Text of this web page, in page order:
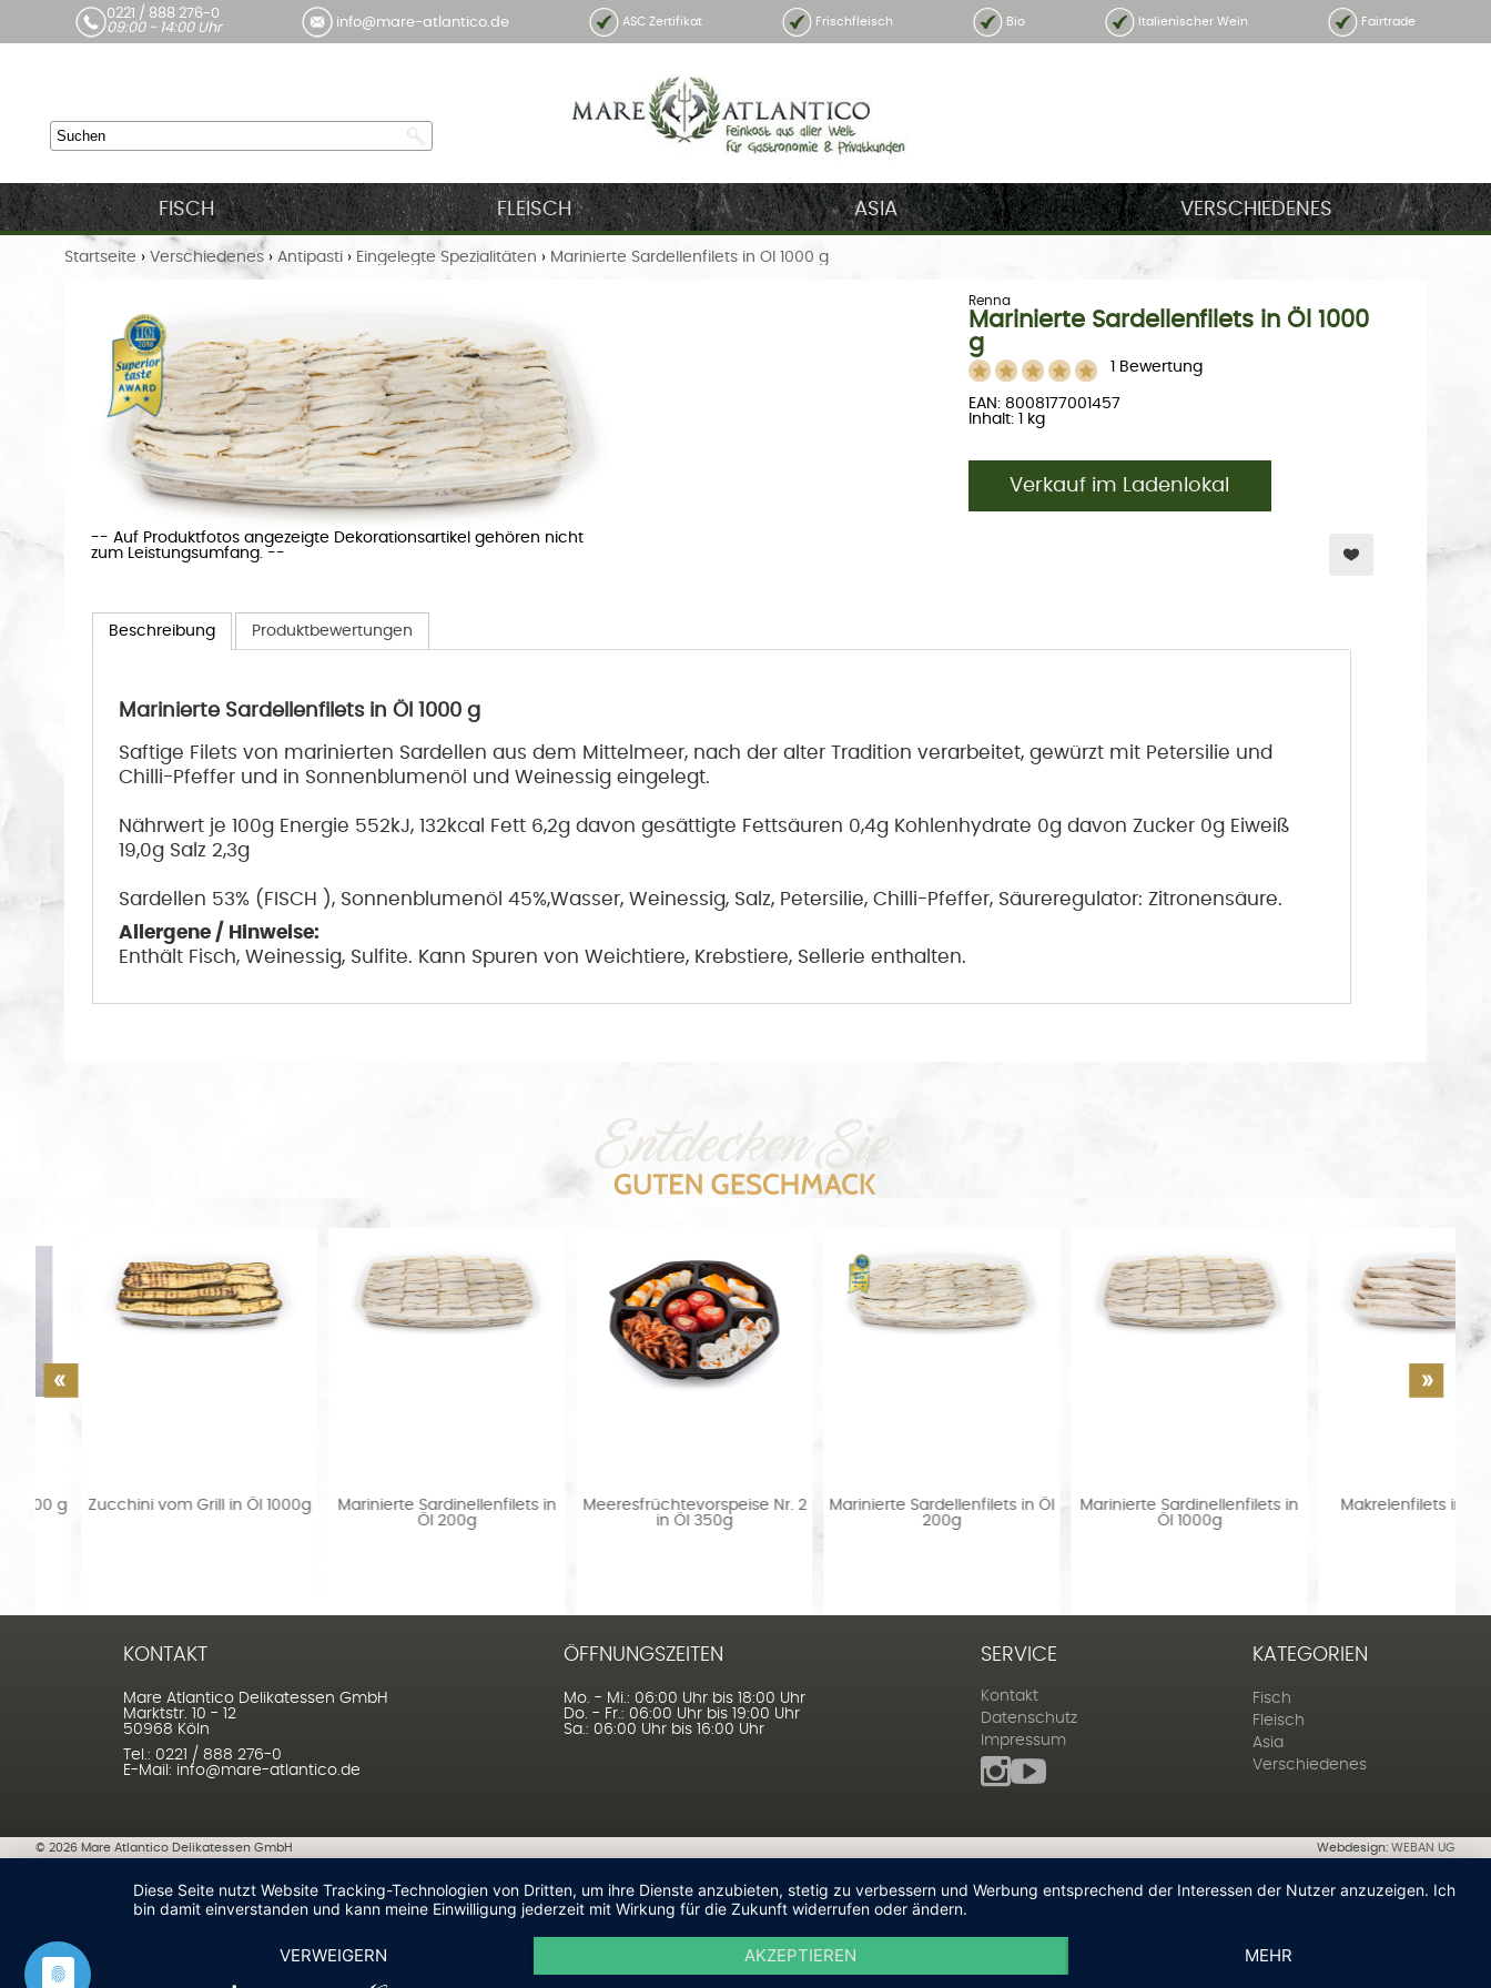
0221 / 888 276-0
09:00 - 14:00 Uhr
info@mare-atlantico.de ASC Zertifikat Frischfleisch Bio Italienischer Wein Fairtrade
FISCH FLEISCH ASIA VERSCHIEDENES
Startseite › Verschiedenes › Antipasti › Eingelegte Spezialitäten › Marinierte Sardellenfilets in Öl 1000 g
-- Auf Produktfotos angezeigte Dekorationsartikel gehören nicht
zum Leistungsumfang. --
Renna
Marinierte Sardellenfilets in Öl 1000
g
1 Bewertung
EAN: 8008177001457
Inhalt: 1 kg
Verkauf im Ladenlokal
Beschreibung Produktbewertungen
Marinierte Sardellenfilets in Öl 1000 g
Saftige Filets von marinierten Sardellen aus dem Mittelmeer, nach der alter Tradition verarbeitet, gewürzt mit Petersilie und
Chilli-Pfeffer und in Sonnenblumenöl und Weinessig eingelegt.
Nährwert je 100g Energie 552kJ, 132kcal Fett 6,2g davon gesättigte Fettsäuren 0,4g Kohlenhydrate 0g davon Zucker 0g Eiweiß
19,0g Salz 2,3g
Sardellen 53% (FISCH ), Sonnenblumenöl 45%,Wasser, Weinessig, Salz, Petersilie, Chilli-Pfeffer, Säureregulator: Zitronensäure.
Allergene / Hinweise:
Enthält Fisch, Weinessig, Sulfite. Kann Spuren von Weichtiere, Krebstiere, Sellerie enthalten.
Marinierte Sardinellenfilets in
Meeresfrüchtevorspeise Nr. 2
in Öl 350g
Marinierte Sardellenfilets in Öl
200g
Marinierte Sardinellenfilets in
Öl 1000g
Makrelenfilets in Öl 1000g
Sardellen Alici roh
KONTAKT
Mare Atlantico Delikatessen GmbH
Marktstr. 10 - 12
50968 Köln
Tel.: 0221 / 888 276-0
E-Mail: info@mare-atlantico.de
ÖFFNUNGSZEITEN
Mo. - Mi.: 06:00 Uhr bis 18:00 Uhr
Do. - Fr.: 06:00 Uhr bis 19:00 Uhr
Sa.: 06:00 Uhr bis 16:00 Uhr
SERVICE
Kontakt
Datenschutz
Impressum
KATEGORIEN
Fisch
Fleisch
Asia
Verschiedenes
© 2026 Mare Atlantico Delikatessen GmbH Webdesign: WEBAN UG
Diese Seite nutzt Website Tracking-Technologien von Dritten, um ihre Dienste anzubieten, stetig zu verbessern und Werbung entsprechend der Interessen der Nutzer anzuzeigen. Ich
bin damit einverstanden und kann meine Einwilligung jederzeit mit Wirkung für die Zukunft widerrufen oder ändern.
VERWEIGERN AKZEPTIEREN MEHR